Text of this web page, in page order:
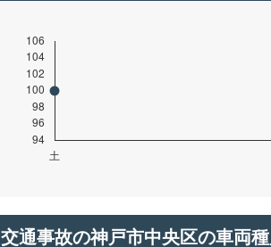
交通事故の神戸市中央区の車両